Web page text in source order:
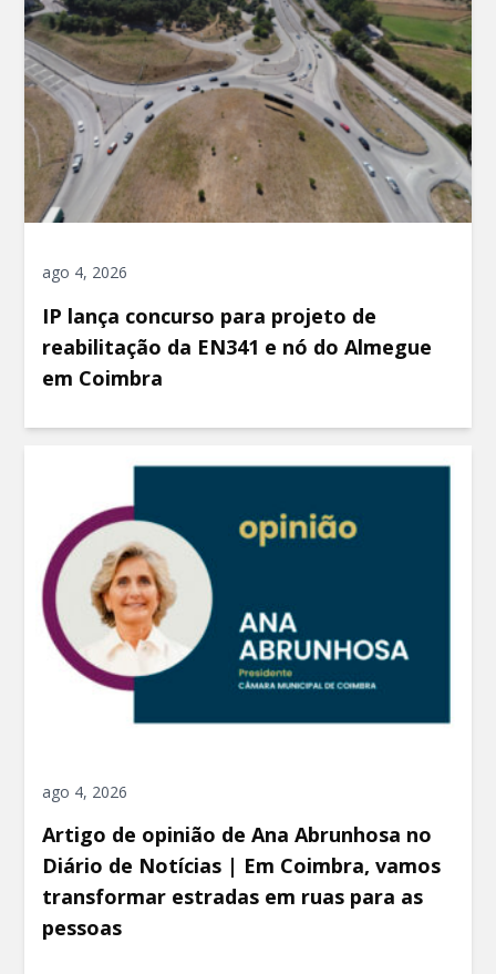
ago 4, 2026
IP lança concurso para projeto de
reabilitação da EN341 e nó do Almegue
em Coimbra
ago 4, 2026
Artigo de opinião de Ana Abrunhosa no
Diário de Notícias | Em Coimbra, vamos
transformar estradas em ruas para as
pessoas